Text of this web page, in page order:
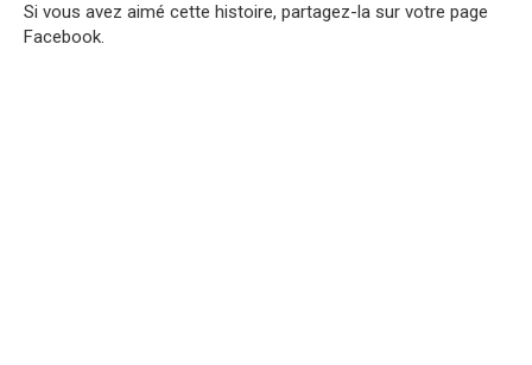
Si vous avez aimé cette histoire, partagez-la sur votre page
Facebook.